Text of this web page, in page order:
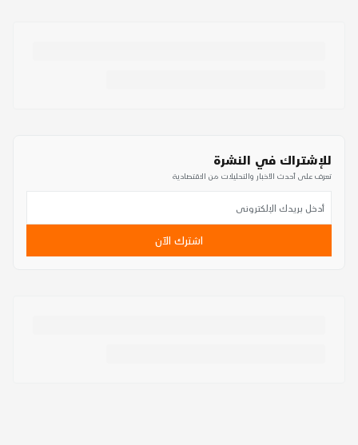
للإشتراك في النشرة
تعرف على أحدث الأخبار والتحليلات من الاقتصادية
اشترك الآن